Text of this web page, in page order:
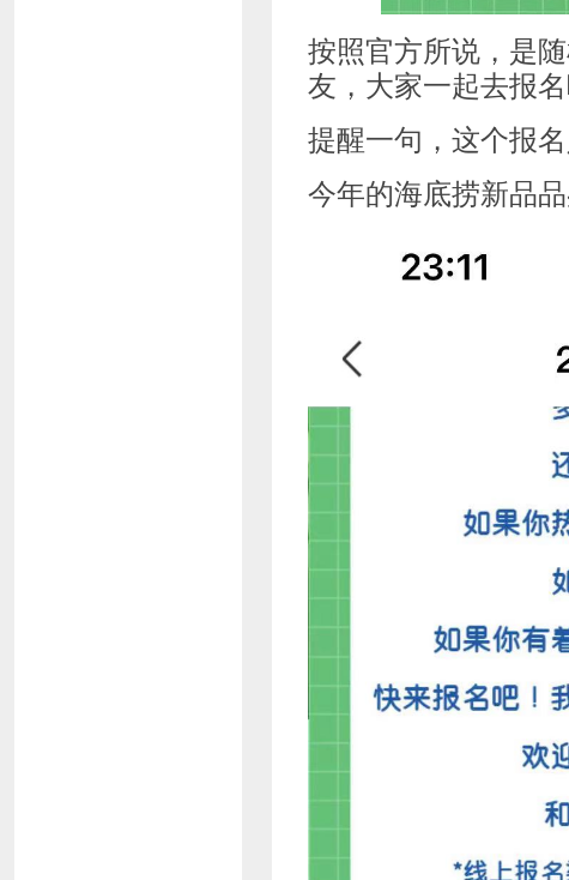
按照官方所说，是
友，大家一起去报名
提醒一句，这个报
今年的海底捞新品